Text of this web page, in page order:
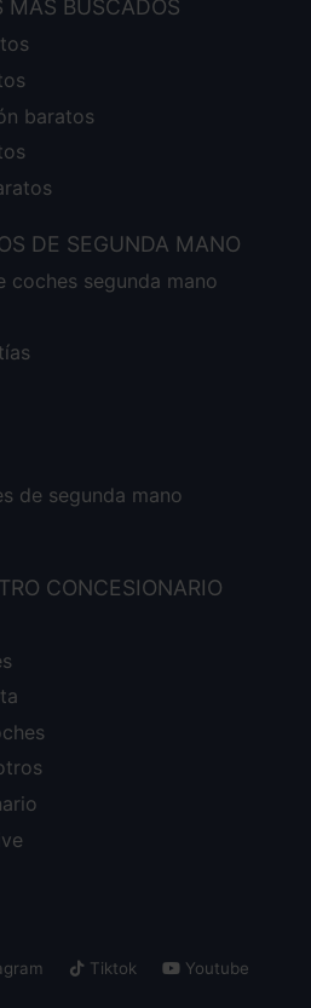
MÁS BUSCADOS
baratos
DE SEGUNDA MANO
coches segunda mano
de segunda mano
CONCESIONARIO
Tiktok Youtube